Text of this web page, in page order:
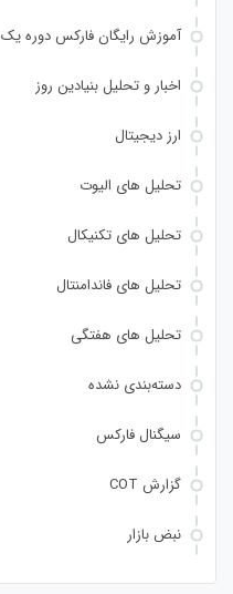
آموزش رایگان فارکس دوره یک
اخبار و تحلیل بنیادین روز
ارز دیجیتال
تحلیل های الیوت
تحلیل های تکنیکال
تحلیل های فاندامنتال
تحلیل های هفتگی
دسته‌بندی نشده
سیگنال فارکس
گزارش COT
نبض بازار